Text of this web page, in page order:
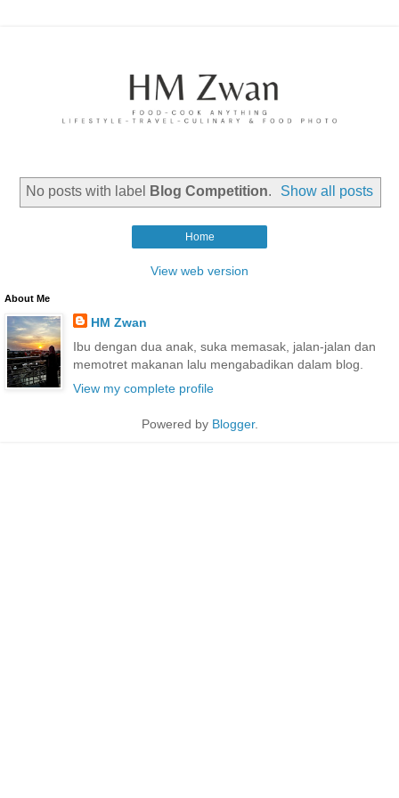
No posts with label Blog Competition. Show all posts
Home
View web version
About Me
HM Zwan
Ibu dengan dua anak, suka memasak, jalan-jalan dan
memotret makanan lalu mengabadikan dalam blog.
View my complete profile
Powered by Blogger.